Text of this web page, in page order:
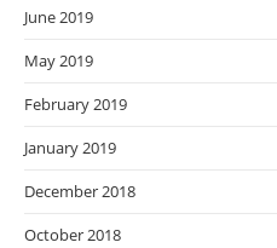
June 2019
May 2019
February 2019
January 2019
December 2018
October 2018